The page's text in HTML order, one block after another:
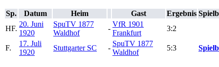
Sp. Datum Heim Gast Ergebnis
HF.
20. Juni
1920
SpuTV 1877
Waldhof
-
VfR 1901
Frankfurt
3:2
F.
17. Juli
1920
Stuttgarter SC -
SpuTV 1877
Waldhof
5:3